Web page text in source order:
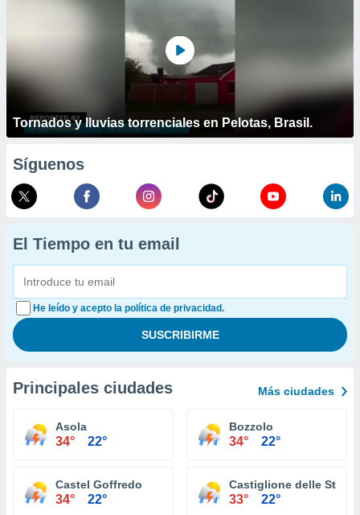
Tornados y lluvias torrenciales en Pelotas, Brasil.
Síguenos
El Tiempo en tu email
He leído y acepto la política de privacidad.
Principales ciudades Más ciudades
Asola
34° 22°
Bozzolo
34° 22°
Castel Goffredo
34° 22°
Castiglione delle
33° 22°